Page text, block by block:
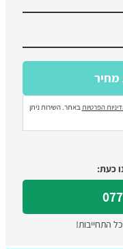
הפרטיותבאתר. השירות ניתן
כעת:
התחייבות!